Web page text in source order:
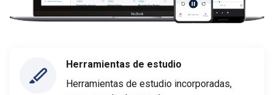
Herramientas de estudio
Herramientas de estudio incorporadas,